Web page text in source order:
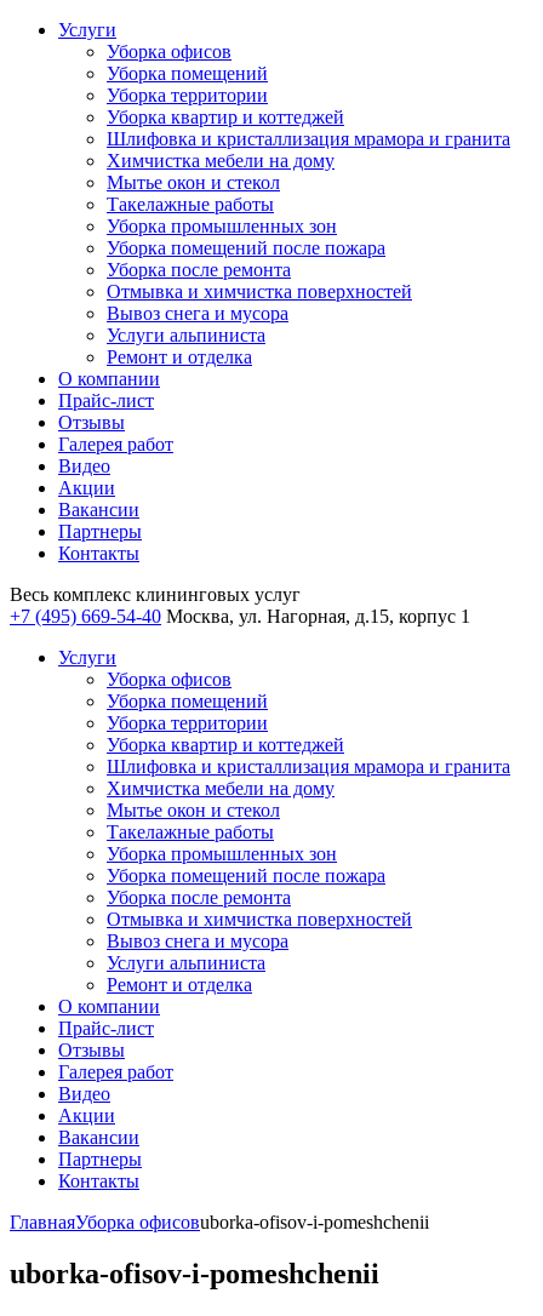
Услуги
Уборка офисов
Уборка помещений
Уборка территории
Уборка квартир и коттеджей
Шлифовка и кристаллизация мрамора и гранита
Химчистка мебели на дому
Мытье окон и стекол
Такелажные работы
Уборка промышленных зон
Уборка помещений после пожара
Уборка после ремонта
Отмывка и химчистка поверхностей
Вывоз снега и мусора
Услуги альпиниста
Ремонт и отделка
О компании
Прайс-лист
Отзывы
Галерея работ
Видео
Акции
Вакансии
Партнеры
Контакты
Весь комплекс клининговых услуг
+7 (495) 669-54-40 Москва, ул. Нагорная, д.15, корпус 1
Услуги
Уборка офисов
Уборка помещений
Уборка территории
Уборка квартир и коттеджей
Шлифовка и кристаллизация мрамора и гранита
Химчистка мебели на дому
Мытье окон и стекол
Такелажные работы
Уборка промышленных зон
Уборка помещений после пожара
Уборка после ремонта
Отмывка и химчистка поверхностей
Вывоз снега и мусора
Услуги альпиниста
Ремонт и отделка
О компании
Прайс-лист
Отзывы
Галерея работ
Видео
Акции
Вакансии
Партнеры
Контакты
ГлавнаяУборка офисовuborka-ofisov-i-pomeshchenii
uborka-ofisov-i-pomeshchenii